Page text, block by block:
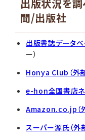
出版状況を調
聞/出版社
出版書誌データベ
ー）
Honya Club（外部
e-hon全国書店ネ
Amazon.co.jp（外
スーパー源氏（外